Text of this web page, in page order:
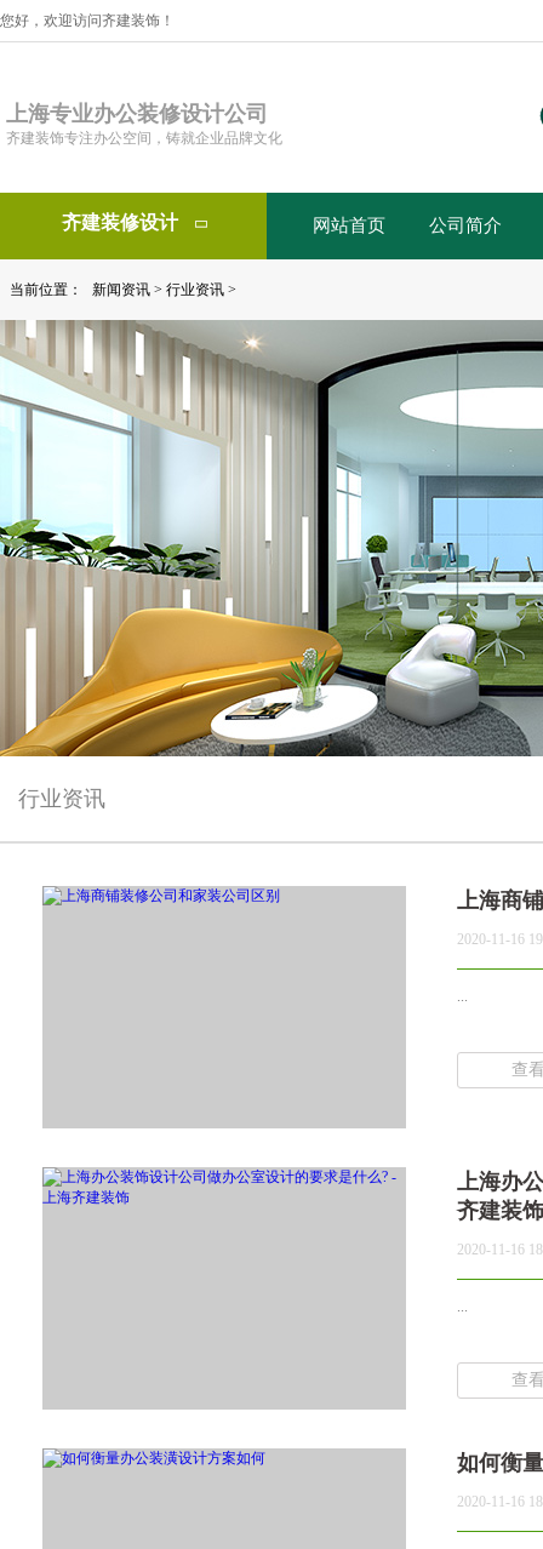
您好，欢迎访问齐建装饰！
上海专业办公装修设计公司
齐建装饰专注办公空间，铸就企业品牌文化
齐建装修设计  网站首页 公司简介
当前位置： 新闻资讯 > 行业资讯 >
行业资讯
上海商
2020-11-16
...
查
上海办
齐建装饰
2020-11-16
...
查
如何衡
2020-11-16